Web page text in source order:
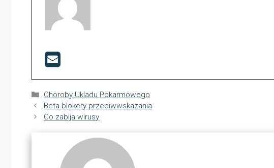
Kategorie
Choroby Ukladu Pokarmowego
Beta blokery przeciwwskazania
Co zabija wirusy